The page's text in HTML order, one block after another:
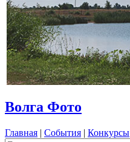
Волга Фото
Главная | События | Конкурсы